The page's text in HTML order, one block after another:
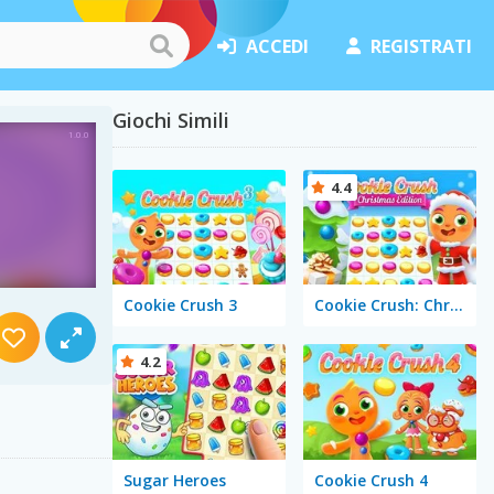
ACCEDI REGISTRATI
Giochi Simili
Cookie Crush 3 Cookie Crush: Christmas Edition
4.4
Sugar Heroes
4.2
Cookie Crush 4